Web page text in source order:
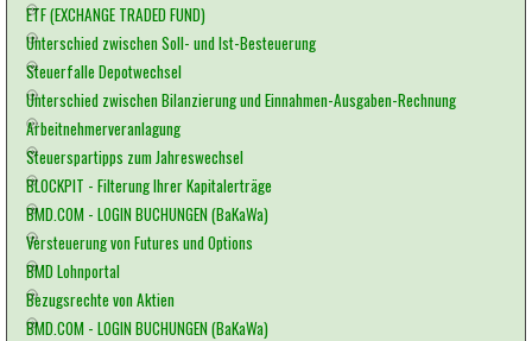
ETF (EXCHANGE TRADED FUND)
Unterschied zwischen Soll- und Ist-Besteuerung
Steuerfalle Depotwechsel
Unterschied zwischen Bilanzierung und Einnahmen-Ausgaben-Rechnung
Arbeitnehmerveranlagung
Steuerspartipps zum Jahreswechsel
BLOCKPIT - Filterung Ihrer Kapitalerträge
BMD.COM - LOGIN BUCHUNGEN (BaKaWa)
Versteuerung von Futures und Options
BMD Lohnportal
Bezugsrechte von Aktien
BMD.COM - LOGIN BUCHUNGEN (BaKaWa)